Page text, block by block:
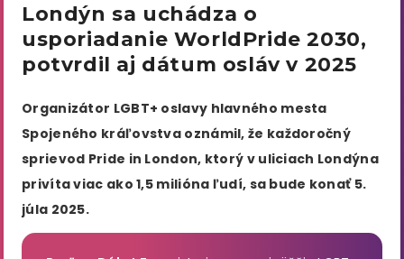
Londýn sa uchádza o
usporiadanie WorldPride 2030,
potvrdil aj dátum osláv v 2025
Organizátor LGBT+ oslavy hlavného mesta
Spojeného kráľovstva oznámil, že každoročný
sprievod Pride in London, ktorý v uliciach Londýna
privíta viac ako 1,5 milióna ľudí, sa bude konať 5.
júla 2025.